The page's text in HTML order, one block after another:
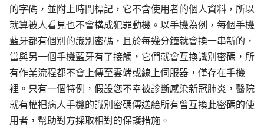
的字碼，並附上時間標記，它不含使用者的個人資料，所以
就算被人看見也不會構成犯罪動機。以手機為例，每個手機
藍牙都有個別的識別密碼，且於每幾分鐘就會換一串新的，
當與另一個手機藍牙有了接觸，它們就會互換識別密碼，所
有作業流程都不會上傳至雲端或線上伺服器，僅存在手機
裡。只有一個特例，假設您不幸被診斷感染新冠肺炎，醫院
就有權把病人手機的識別密碼傳送給所有曾互換此密碼的使
用者，幫助對方採取相對的保護措施。